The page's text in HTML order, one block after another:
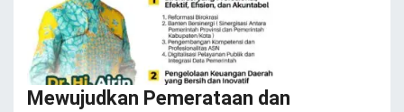
Mewujudkan Pemerataan dan